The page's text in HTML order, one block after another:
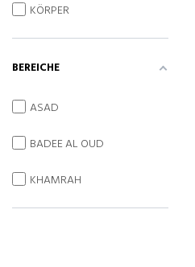
KÖRPER
BEREICHE
ASAD
BADEE AL OUD
KHAMRAH